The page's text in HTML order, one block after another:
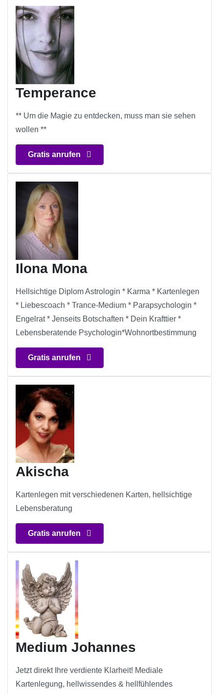
Temperance
** Um die Magie zu entdecken, muss man sie sehen
wollen **
Gratis anrufen
Ilona Mona
Hellsichtige Diplom Astrologin * Karma * Kartenlegen
* Liebescoach * Trance-Medium * Parapsychologin *
Engelrat * Jenseits Botschaften * Dein Krafttier *
Lebensberatende Psychologin*Wohnortbestimmung
Gratis anrufen
Akischa
Kartenlegen mit verschiedenen Karten, hellsichtige
Lebensberatung
Gratis anrufen
Medium Johannes
Jetzt direkt Ihre verdiente Klarheit! Mediale
Kartenlegung, hellwissendes & hellfühlendes